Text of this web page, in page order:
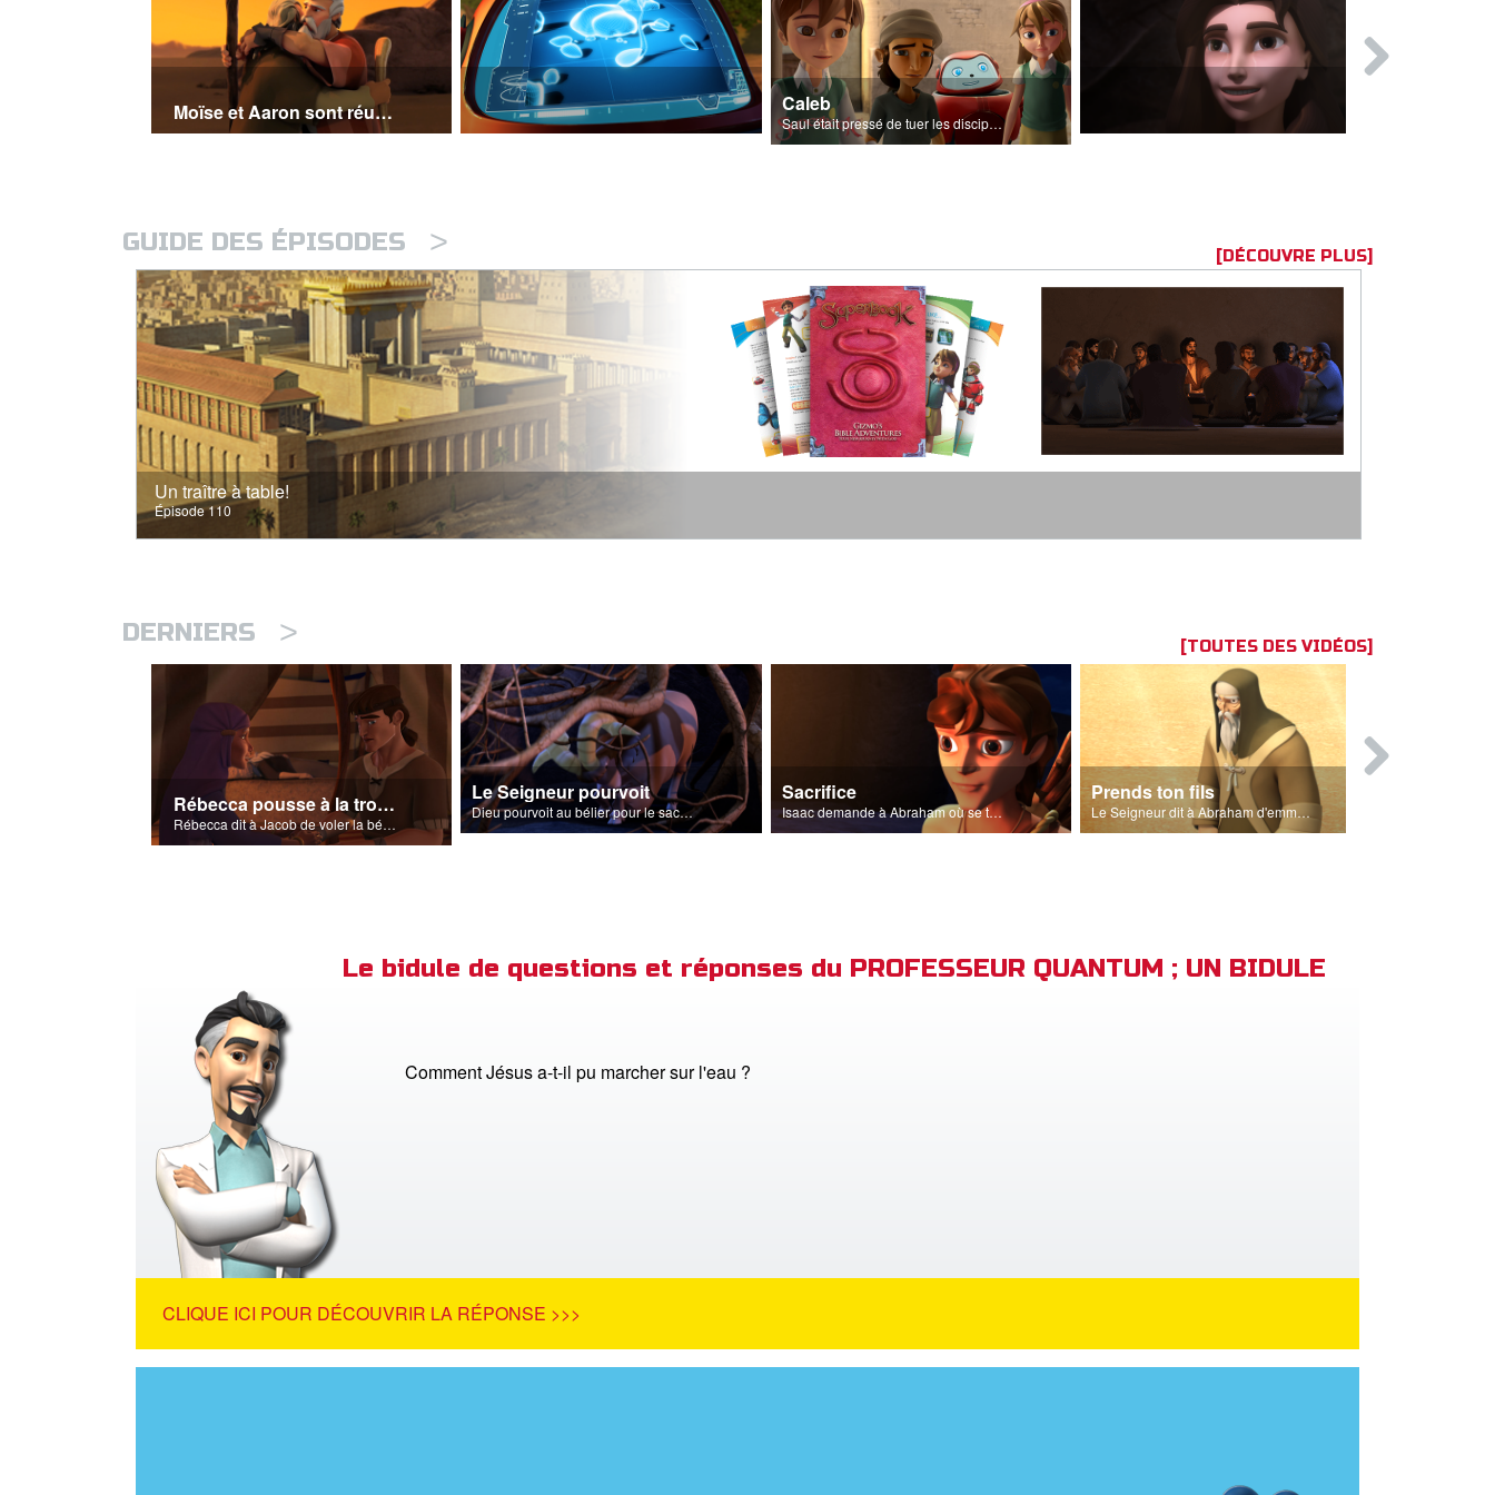
Moïse et Aaron sont réunis Caleb
Saul était pressé de tuer les disciples du Seigneur.
GUIDE DES ÉPISODES > [DÉCOUVRE PLUS]
Un traître à table!
Épisode 110
DERNIERS > [TOUTES DES VIDÉOS]
Rébecca pousse à la tromperie
Rébecca dit à Jacob de voler la bénédiction qu'Isaac voulait accorder à Ésaü.
Le Seigneur pourvoit
Dieu pourvoit au bélier pour le sacrifice.
Sacrifice
Isaac demande à Abraham où se trouve l'agneau pour le sacrifice.
Prends ton fils
Le bidule de questions et réponses du PROFESSEUR QUANTUM ; UN BIDULE
Comment Jésus a-t-il pu marcher sur l'eau ?
CLIQUE ICI POUR DÉCOUVRIR LA RÉPONSE >>>